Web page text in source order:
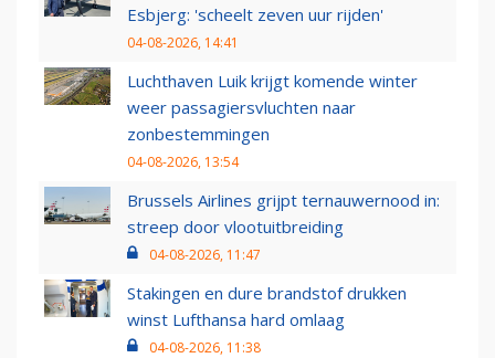
Esbjerg: 'scheelt zeven uur rijden'
04-08-2026, 14:41
Luchthaven Luik krijgt komende winter
weer passagiersvluchten naar
zonbestemmingen
04-08-2026, 13:54
Brussels Airlines grijpt ternauwernood in:
streep door vlootuitbreiding
04-08-2026, 11:47
Stakingen en dure brandstof drukken
winst Lufthansa hard omlaag
04-08-2026, 11:38